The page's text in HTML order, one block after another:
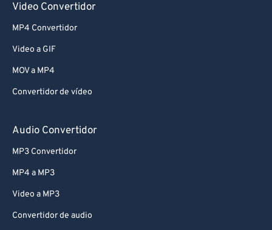
Video Convertidor
MP4 Convertidor
Video a GIF
MOV a MP4
Convertidor de vídeo
Audio Convertidor
MP3 Convertidor
MP4 a MP3
Video a MP3
Convertidor de audio